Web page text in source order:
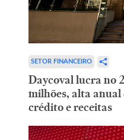
SETOR FINANCEIRO
Daycoval lucra no
milhões, alta anual
crédito e receitas